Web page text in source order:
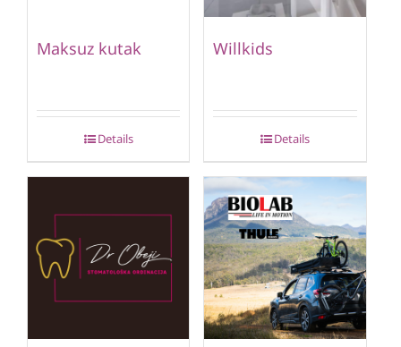
Maksuz kutak
Details
Willkids
Details